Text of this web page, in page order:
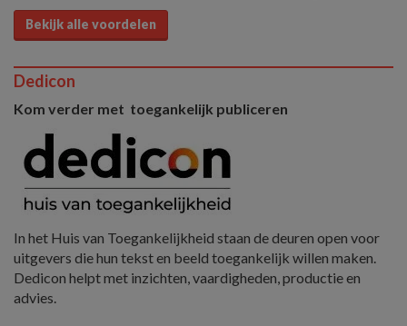
Bekijk alle voordelen
Dedicon
Kom verder met toegankelijk publiceren
In het Huis van Toegankelijkheid staan de deuren open voor
uitgevers die hun tekst en beeld toegankelijk willen maken.
Dedicon helpt met inzichten, vaardigheden, productie en
advies.